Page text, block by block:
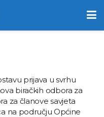
prijava u svrhu
biračkih odbora za
za članove savjeta
na području Općine